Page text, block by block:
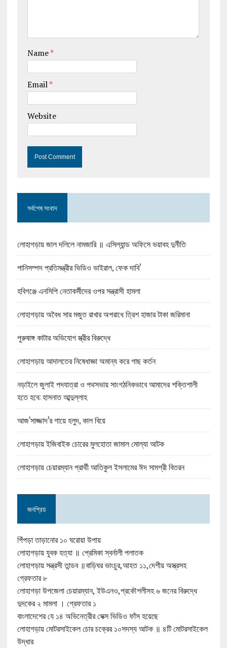
Name*
Email*
Website
সর্বশেষ সংবাদ
লোহাগড়ায় জাল দলিলে নামজারি ॥ এসিল্যান্ড অফিসে ভয়াবহ দুর্নীতি
পানিসম্পদ প্রতিমন্ত্রীর ভিডিও ভাইরাল, ফেক দাবি’
হবিগঞ্জে এনসিপি নেতাকর্মীদের ওপর সন্ত্রাসী হামলা
লোহাগড়ায় অবৈধ সার মজুত রাখার অপরাধে ত্রিশ হাজার টাকা জরিমানা
পুরুষাঙ্গ কাটার অভিযোগ স্ত্রীর বিরুদ্ধে
লোহাগড়ায় আদালতের নিষেধাজ্ঞা অমান্য করে গাছ কর্তন
নড়াইলে জুলাই পদযাত্রা ও পথসভায় সাংগঠনিকভাবে আমাদের শক্তিশালী
হতে হবে: হাসনাত আব্দুল্লাহ
আজ‘সাজ্জাদ’র গায়ে হলুদ, কাল বিয়ে
লোহাগড়ায় ইজিবাইক চোরের মুলহোতা জামাল মোল্যা আটক
লোহাগড়ায় চেয়ারম্যান প্রার্থী আতিকুল ইসলামের ঈদ সামগ্রী বিতরন
জনপ্রিয়
পিঁপড়া তাড়ানোর ১০ ঘরোয়া উপায়
লোহাগড়ায় যুবক হত্যা ॥ প্রেমিকা স্বর্নালী পলাতক
লোহাগড়ায় সন্ত্রসী তান্ডব ॥বাড়িঘর ভাংচুর,আহত ১১,দেশীয় অস্ত্রসহ
গ্রেফতার ৮
লোহাগড়া উপজেলা চেয়ারম্যান, ইউএনও,প্রকৌশলীসহ ৬ জনের বিরুদ্ধে
দুদকের ২ মামলা । গ্রেফতার ১
বাংলাদেশের যে ১৪ অভিনেত্রীর সেক্স ভিডিও ফাঁস হয়েছে
লোহাগড়ায় মোটরসাইকেল চোর চক্রের ১০সদস্য আটক ॥ ৪টি মোটরসাইকেল
উদ্ধার